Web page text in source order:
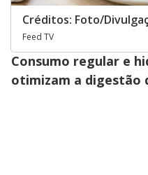
Créditos: Foto/
Feed TV
Consumo regular e
otimizam a digestão